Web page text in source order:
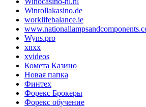
Winrollakasino.de
worklifebalance.ie
Wyns.pro
xnxx
xvideos
Комета Казино
Новая папка
Финтех
Форекс Брокеры
Форекс обучение